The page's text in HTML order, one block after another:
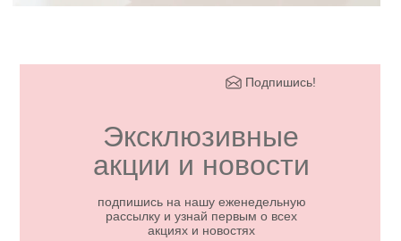
Эксклюзивные
акции и новости
подпишись на нашу еженедельную
рассылку и узнай первым о всех
акциях и новостях
Подпишись!